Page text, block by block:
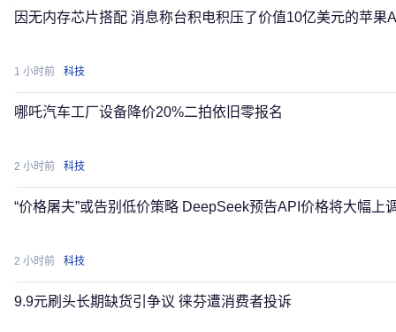
因无内存芯片搭配 消息称台积电积压了价值10亿美元的苹果
1 小时前 科技
哪吒汽车工厂设备降价20%二拍依旧零报名
2 小时前 科技
“价格屠夫”或告别低价策略 DeepSeek预告API价格将大幅上
2 小时前 科技
9.9元刷头长期缺货引争议 徕芬遭消费者投诉